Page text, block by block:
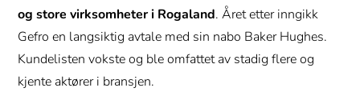
og store virksomheter i Rogaland. Året etter inngikk
Gefro en langsiktig avtale med sin nabo Baker Hughes.
Kundelisten vokste og ble omfattet av stadig flere og
kjente aktører i bransjen.